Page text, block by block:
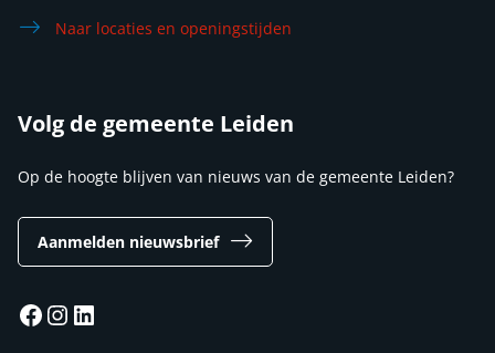
Naar locaties en openingstijden
Volg de gemeente Leiden
Op de hoogte blijven van nieuws van de gemeente Leiden?
Aanmelden nieuwsbrief
Facebook
Instagram
LinkedIn